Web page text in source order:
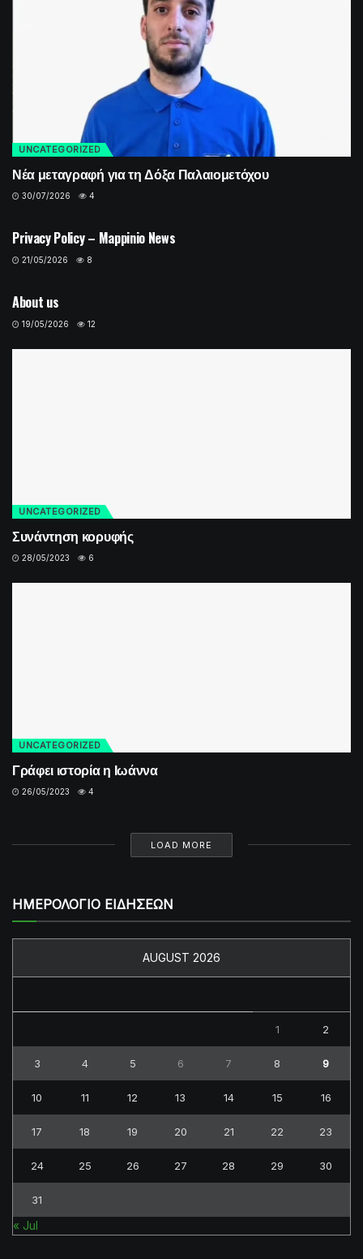
UNCATEGORIZED
Νέα μεταγραφή για τη Δόξα Παλαιομετόχου
30/07/2026 4
Privacy Policy – Mappinio News
21/05/2026 8
About us
19/05/2026 12
UNCATEGORIZED
Συνάντηση κορυφής
28/05/2023 6
UNCATEGORIZED
Γράφει ιστορία η Ιωάννα
26/05/2023 4
LOAD MORE
ΗΜΕΡΟΛΟΓΙΟ ΕΙΔΗΣΕΩΝ
AUGUST 2026
1 2
3 4 5 6 7 8 9
10 11 12 13 14 15 16
17 18 19 20 21 22 23
24 25 26 27 28 29 30
31
« Jul